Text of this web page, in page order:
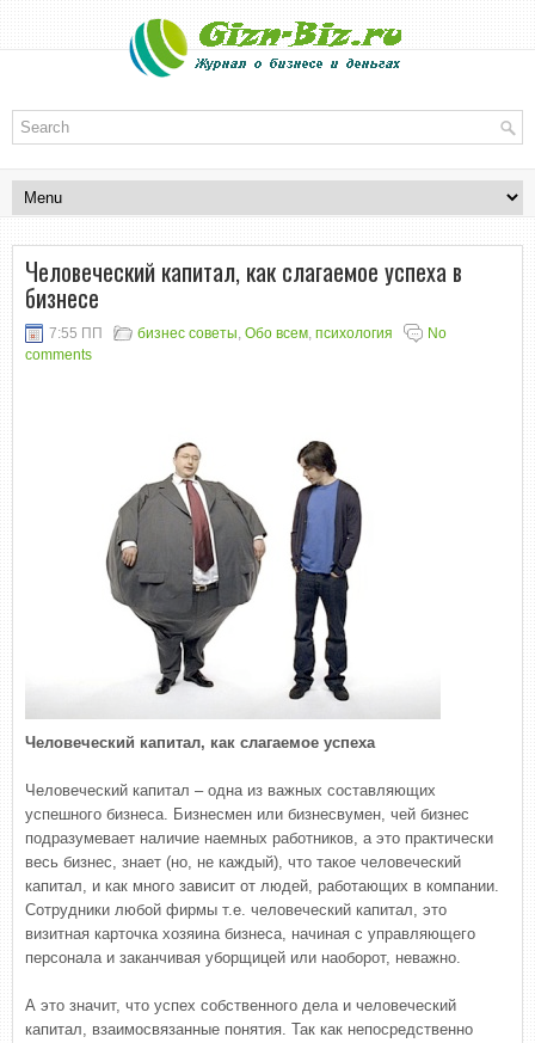
Человеческий капитал, как слагаемое успеха в
бизнесе
7:55 ПП бизнес советы, Обо всем, психология
No
comments
Человеческий капитал, как слагаемое успеха
Человеческий капитал – одна из важных составляющих
успешного бизнеса. Бизнесмен или бизнесвумен, чей бизнес
подразумевает наличие наемных работников, а это практически
весь бизнес, знает (но, не каждый), что такое человеческий
капитал, и как много зависит от людей, работающих в компании.
Сотрудники любой фирмы т.е. человеческий капитал, это
визитная карточка хозяина бизнеса, начиная с управляющего
персонала и заканчивая уборщицей или наоборот, неважно.
А это значит, что успех собственного дела и человеческий
капитал, взаимосвязанные понятия. Так как непосредственно